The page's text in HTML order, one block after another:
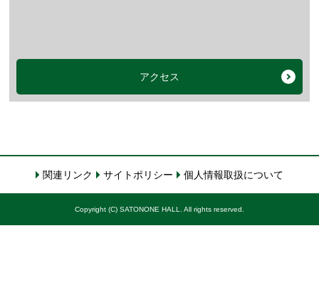
アクセス
関連リンク サイトポリシー 個人情報取扱について
Copyright (C) SATONONE HALL. All rights reserved.